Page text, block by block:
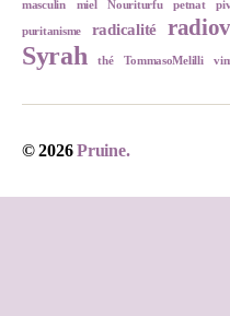
masculin miel Nouriturfu petnat
puritanisme radicalité
Syrah thé TommasoMelilli
© 2026Pruine.